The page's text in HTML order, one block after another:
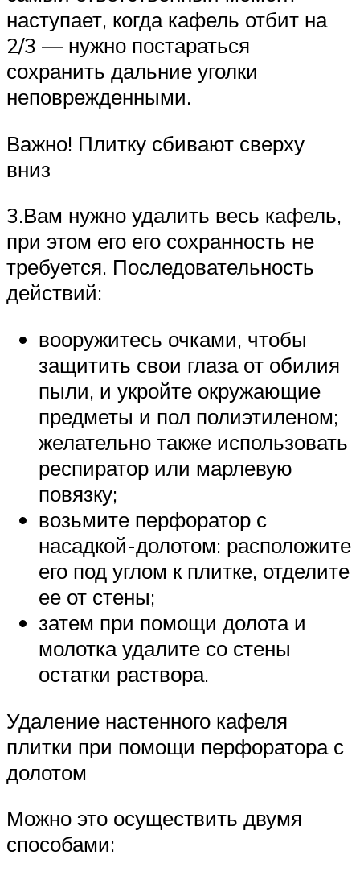
наступает, когда кафель отбит на
2/3 — нужно постараться
сохранить дальние уголки
неповрежденными.
Важно! Плитку сбивают сверху
вниз
3.Вам нужно удалить весь кафель,
при этом его его сохранность не
требуется. Последовательность
действий:
вооружитесь очками, чтобы
защитить свои глаза от обилия
пыли, и укройте окружающие
предметы и пол полиэтиленом;
желательно также использовать
респиратор или марлевую
повязку;
возьмите перфоратор с
насадкой-долотом: расположите
его под углом к плитке, отделите
ее от стены;
затем при помощи долота и
молотка удалите со стены
остатки раствора.
Удаление настенного кафеля
плитки при помощи перфоратора с
долотом
Можно это осуществить двумя
способами: